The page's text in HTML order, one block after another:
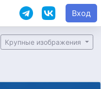
Вход
Крупные изображения